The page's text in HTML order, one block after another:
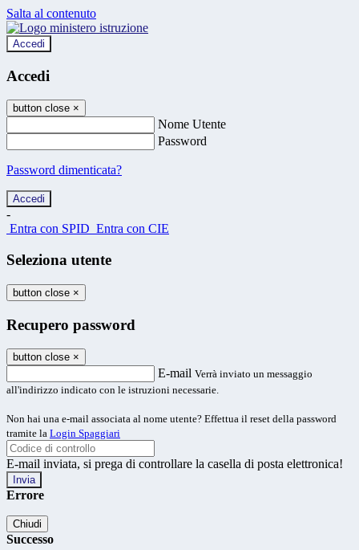
Salta al contenuto
Accedi
Accedi
button close ×
Nome Utente
Password
Password dimenticata?
-
Entra con SPID Entra con CIE
Seleziona utente
button close ×
Recupero password
button close ×
E-mail Verrà inviato un messaggio
all'indirizzo indicato con le istruzioni necessarie.
Non hai una e-mail associata al nome utente? Effettua il reset della password
tramite la Login Spaggiari
E-mail inviata, si prega di controllare la casella di posta elettronica!
Errore
Chiudi
Successo